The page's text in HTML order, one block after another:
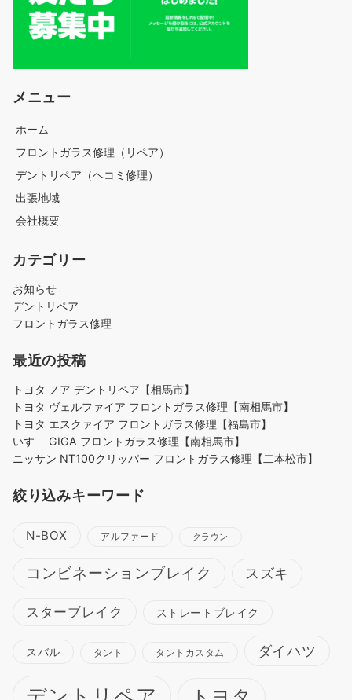
メニュー
ホーム
フロントガラス修理（リペア）
デントリペア（ヘコミ修理）
出張地域
会社概要
カテゴリー
お知らせ
デントリペア
フロントガラス修理
最近の投稿
トヨタ ノア デントリペア【相馬市】
トヨタ ヴェルファイア フロントガラス修理【南相馬市】
トヨタ エスクァイア フロントガラス修理【福島市】
いすゞ GIGA フロントガラス修理【南相馬市】
ニッサン NT100クリッパー フロントガラス修理【二本松市】
絞り込みキーワード
N-BOX アルファード クラウン
コンビネーションブレイク スズキ
スターブレイク ストレートブレイク
スバル タント タントカスタム ダイハツ